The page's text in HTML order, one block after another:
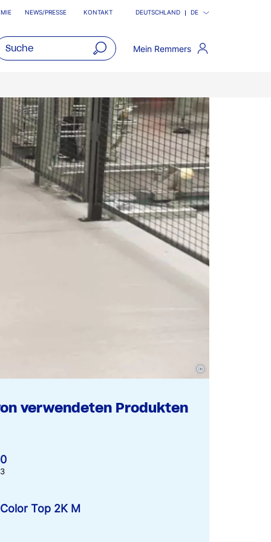
NEWS/PRESSE KONTAKT DEUTSCHLAND DE
Mein Remmers
©
verwendeten Produkten
Top 2K M